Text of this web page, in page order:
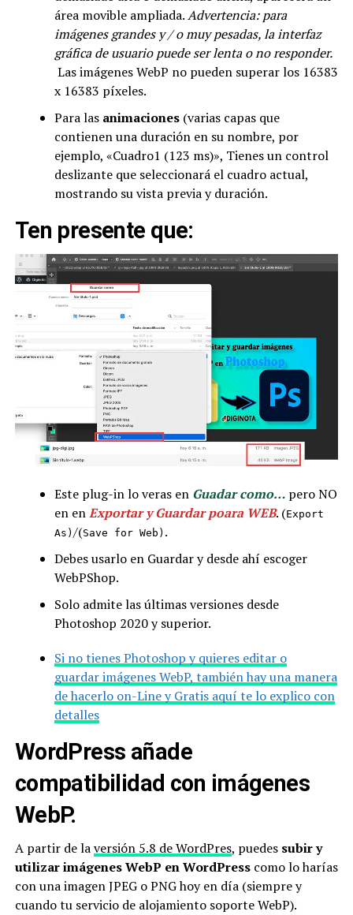
área movible ampliada.Advertencia: para
imágenes grandes y / o muy pesadas, lainterfaz
gráfica de usuario puede ser lenta o no responder.
Las imágenes WebP no pueden superar los 16383
x 16383 píxeles.
Para las animaciones(varias capas que
contienen una duración en su nombre, por
ejemplo, «Cuadro1 (123 ms)», Tienes un control
deslizante que seleccionará el cuadro actual,
mostrando su vista previa y duración.
Ten presente que:
Este plug-in lo veras en Guadar como…pero NO
en enExportar y Guardar poara WEB. (Export
As) /(Save for Web) .
Debes usarlo en Guardar y desde ahí escoger
WebPShop.
Solo admite las últimas versiones desde
Photoshop 2020 y superior.
Si no tienes Photoshop y quieres editar o
guardar imágenes WebP, también hay una manera
de hacerlo on-Line y Gratis aquí te lo explico con
detalles
WordPress añade
compatibilidad con imágenes
WebP.
A partir de laversión 5.8 de WordPres, puedes subir y
utilizar imágenes WebP en WordPresscomo lo harías
con una imagen JPEG o PNG hoy en día (siempre y
cuando tu servicio de alojamiento soporte WebP).